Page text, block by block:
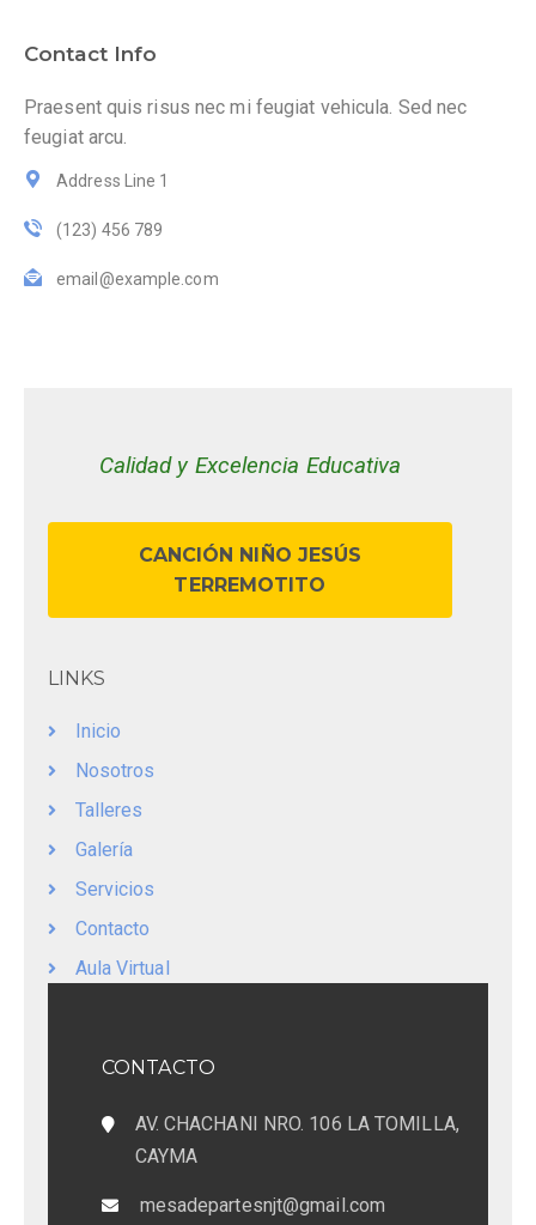
Contact Info
Praesent quis risus nec mi feugiat vehicula. Sed nec
feugiat arcu.
Address Line 1
(123) 456 789
email@example.com
Calidad y Excelencia Educativa
CANCIÓN NIÑO JESÚS
TERREMOTITO
LINKS
Inicio
Nosotros
Talleres
Galería
Servicios
Contacto
Aula Virtual
CONTACTO
AV. CHACHANI NRO. 106 LA TOMILLA,
CAYMA
mesadepartesnjt@gmail.com